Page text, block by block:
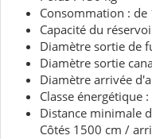
Consommation : de
Capacité du
Diamètre sortie de
Diamètre sortie
Diamètre arrivée
Classe énergétique :
Distance minimale
Côtés 1500 cm /